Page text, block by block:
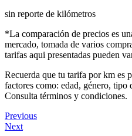
sin reporte de kilómetros
*La comparación de precios es
mercado, tomada de varios
tarifas aqui presentadas pueden
Recuerda que tu tarifa por km es
factores como: edad, género, tipo
Consulta términos y condiciones.
Previous
Next